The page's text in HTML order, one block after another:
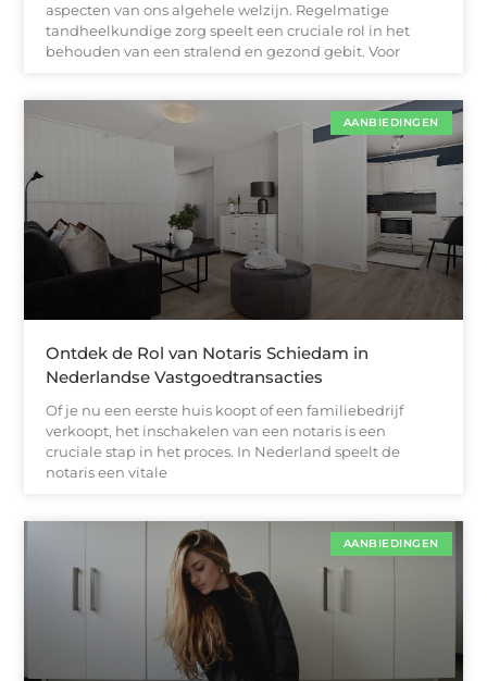
aspecten van ons algehele welzijn. Regelmatige
tandheelkundige zorg speelt een cruciale rol in het
behouden van een stralend en gezond gebit. Voor
AANBIEDINGEN
Ontdek de Rol van Notaris Schiedam in
Nederlandse Vastgoedtransacties
Of je nu een eerste huis koopt of een familiebedrijf
verkoopt, het inschakelen van een notaris is een
cruciale stap in het proces. In Nederland speelt de
notaris een vitale
AANBIEDINGEN